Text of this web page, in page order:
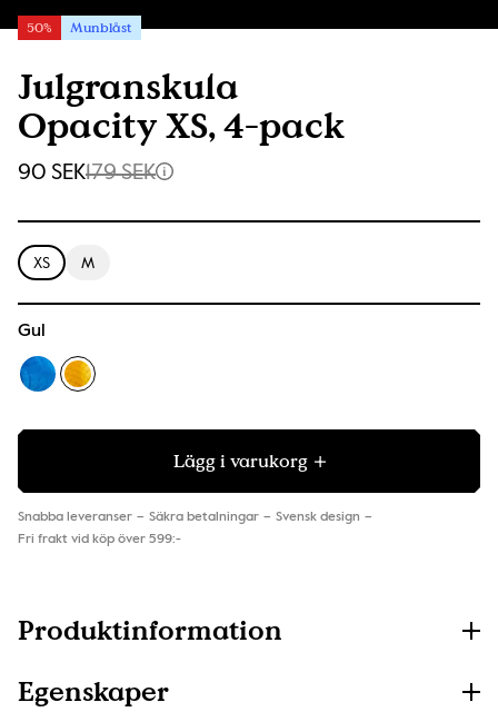
Julgranskula
Opacity XS, 4-pack
50% Munblåst
90 SEK179 SEK
XS M
Gul
Lägg i varukorg
Snabba leveranser Säkra betalningar
Svensk design
Fri frakt vid köp över 599:-
Produktinformation
Egenskaper